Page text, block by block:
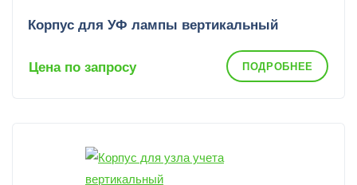
Корпус для УФ лампы вертикальный
Цена по запросу ПОДРОБНЕЕ